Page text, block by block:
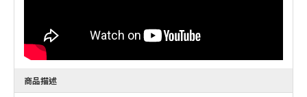
商品描述